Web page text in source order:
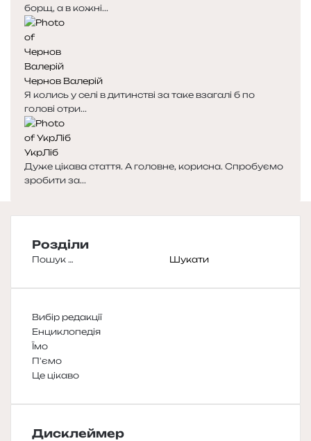
борщ, а в кожні...
Чернов Валерій
Я колись у селі в дитинстві за таке взагалі б по
голові отри...
УкрЛіб
Дуже цікава стаття. А головне, корисна. Спробуємо
зробити за...
Розділи
Пошук:
Вибір редакції
Енциклопедія
Їмо
П'ємо
Це цікаво
Дисклеймер